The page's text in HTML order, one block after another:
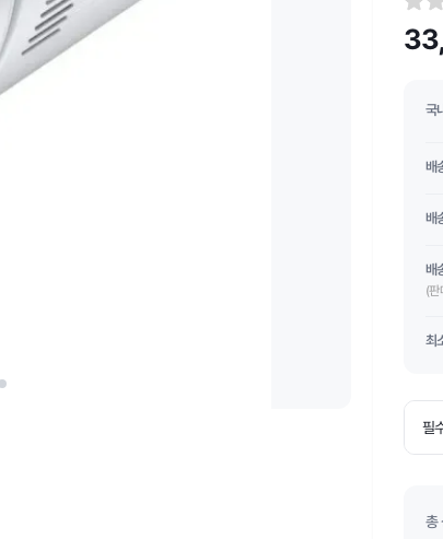
국
배
배
배
(판
최
총